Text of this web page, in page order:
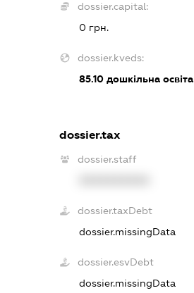
dossier.capital:
0 грн.
dossier.kveds:
85.10дошкільна освіта
dossier.tax
dossier.staff
dossier.taxDebt
dossier.missingData
dossier.esvDebt
dossier.missingData